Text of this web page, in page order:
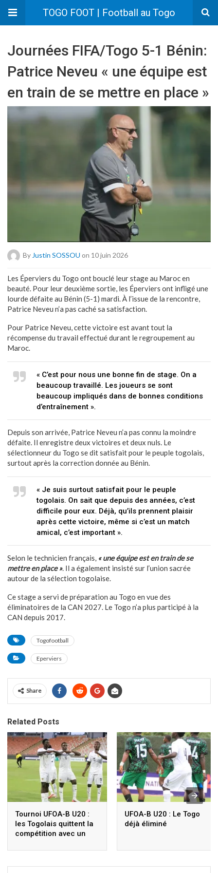
TOGO FOOT | Football au Togo
Journées FIFA/Togo 5-1 Bénin:
Patrice Neveu « une équipe est
en train de se mettre en place »
By Justin SOSSOU on 10 juin 2026
Les Éperviers du Togo ont bouclé leur stage au Maroc en
beauté. Pour leur deuxième sortie, les Éperviers ont infligé une
lourde défaite au Bénin (5-1) mardi. À l’issue de la rencontre,
Patrice Neveu n’a pas caché sa satisfaction.
Pour Patrice Neveu, cette victoire est avant tout la
récompense du travail effectué durant le regroupement au
Maroc.
« C’est pour nous une bonne fin de stage. On a
beaucoup travaillé. Les joueurs se sont
beaucoup impliqués dans de bonnes conditions
d’entraînement ».
Depuis son arrivée, Patrice Neveu n’a pas connu la moindre
défaite. Il enregistre deux victoires et deux nuls. Le
sélectionneur du Togo se dit satisfait pour le peuple togolais,
surtout après la correction donnée au Bénin.
« Je suis surtout satisfait pour le peuple
togolais. On sait que depuis des années, c’est
difficile pour eux. Déjà, qu’ils prennent plaisir
après cette victoire, même si c’est un match
amical, c’est important ».
Selon le technicien français, « une équipe est en train de se
mettre en place ». Il a également insisté sur l’union sacrée
autour de la sélection togolaise.
Ce stage a servi de préparation au Togo en vue des
éliminatoires de la CAN 2027. Le Togo n’a plus participé à la
CAN depuis 2017.
Togofootball
Eperviers
Share
Related Posts
Tournoi UFOA-B U20 :
les Togolais quittent la
compétition avec un
résultats du Togo
UFOA-B U20 : Le Togo
déjà éliminé